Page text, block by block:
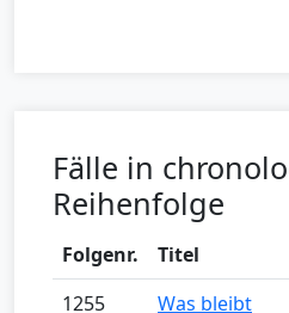
Fälle in
Reihenfolge
Folgenr. Titel
1255
Was bleibt